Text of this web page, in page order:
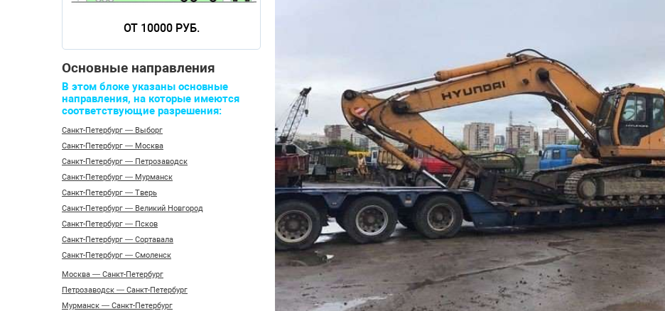
ОТ 10000 РУБ.
Основные направления
В этом блоке указаны основные
направления, на которые имеются
соответствующие разрешения:
Санкт-Петербург — Выборг
Санкт-Петербург — Москва
Санкт-Петербург — Петрозаводск
Санкт-Петербург — Мурманск
Санкт-Петербург — Тверь
Санкт-Петербург — Великий Новгород
Санкт-Петербург — Псков
Санкт-Петербург — Сортавала
Санкт-Петербург — Смоленск
Москва — Санкт-Петербург
Петрозаводск — Санкт-Петербург
Мурманск — Санкт-Петербург